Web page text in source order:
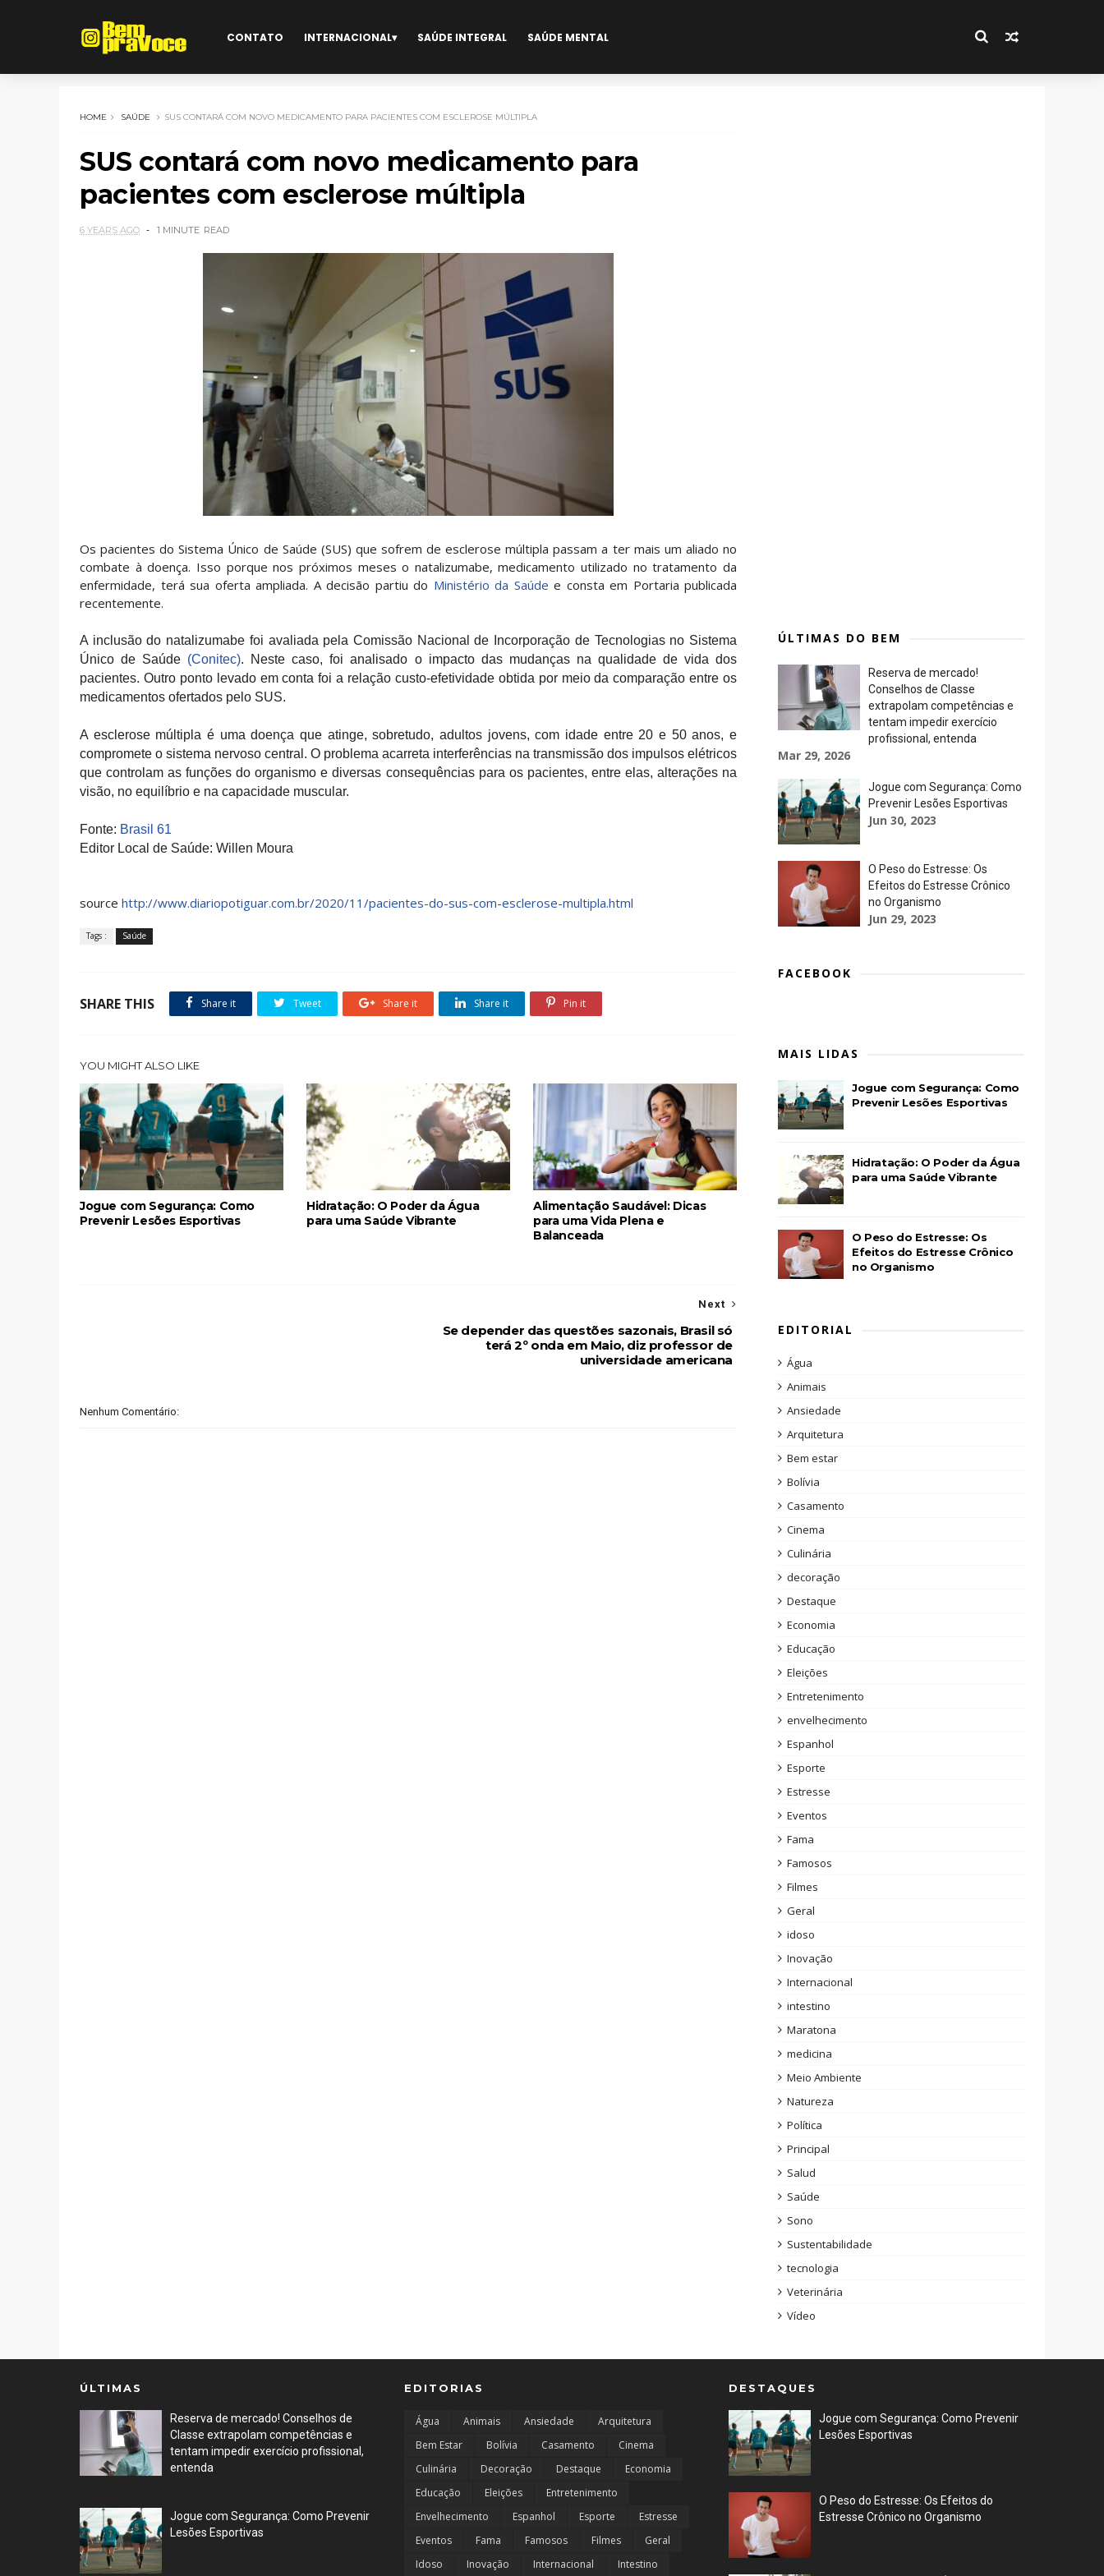
CONTATO INTERNACIONAL SAÚDE INTEGRAL SAÚDE MENTAL
HOME SAÚDE SUS CONTARÁ COM NOVO MEDICAMENTO PARA PACIENTES COM ESCLEROSE MÚLTIPLA
SUS contará com novo medicamento para
pacientes com esclerose múltipla
6 YEARS AGO 1 MINUTE READ
Os pacientes do Sistema Único de Saúde (SUS) que sofrem de esclerose múltipla passam a ter mais um aliado no
combate à doença. Isso porque nos próximos meses o natalizumabe, medicamento utilizado no tratamento da
enfermidade, terá sua oferta ampliada. A decisão partiu do Ministério da Saúde e consta em Portaria publicada
recentemente.
A inclusão do natalizumabe foi avaliada pela Comissão Nacional de Incorporação de Tecnologias no Sistema
Único de Saúde (Conitec). Neste caso, foi analisado o impacto das mudanças na qualidade de vida dos
pacientes. Outro ponto levado em conta foi a relação custo-efetividade obtida por meio da comparação entre os
medicamentos ofertados pelo SUS.
A esclerose múltipla é uma doença que atinge, sobretudo, adultos jovens, com idade entre 20 e 50 anos, e
compromete o sistema nervoso central. O problema acarreta interferências na transmissão dos impulsos elétricos
que controlam as funções do organismo e diversas consequências para os pacientes, entre elas, alterações na
visão, no equilíbrio e na capacidade muscular.
Fonte: Brasil 61
Editor Local de Saúde: Willen Moura
source http://www.diariopotiguar.com.br/2020/11/pacientes-do-sus-com-esclerose-multipla.html
Tags : Saúde
SHARE THIS Share it Tweet Share it Share it Pin it
YOU MIGHT ALSO LIKE
Jogue com Segurança: Como
Prevenir Lesões Esportivas
Hidratação: O Poder da Água
para uma Saúde Vibrante
Alimentação Saudável: Dicas
para uma Vida Plena e
Balanceada
Next
Se depender das questões sazonais, Brasil só
terá 2º onda em Maio, diz professor de
universidade americana
Nenhum Comentário:
ÚLTIMAS DO BEM
Reserva de mercado!
Conselhos de Classe
extrapolam competências e
tentam impedir exercício
profissional, entenda
Mar 29, 2026
Jogue com Segurança: Como
Prevenir Lesões Esportivas
Jun 30, 2023
O Peso do Estresse: Os
Efeitos do Estresse Crônico
no Organismo
Jun 29, 2023
FACEBOOK
MAIS LIDAS
Jogue com Segurança: Como
Prevenir Lesões Esportivas
Hidratação: O Poder da Água
para uma Saúde Vibrante
O Peso do Estresse: Os
Efeitos do Estresse Crônico
no Organismo
EDITORIAL
Água
Animais
Ansiedade
Arquitetura
Bem estar
Bolívia
Casamento
Cinema
Culinária
decoração
Destaque
Economia
Educação
Eleições
Entretenimento
envelhecimento
Espanhol
Esporte
Estresse
Eventos
Fama
Famosos
Filmes
Geral
idoso
Inovação
Internacional
intestino
Maratona
medicina
Meio Ambiente
Natureza
Política
Principal
Salud
Saúde
Sono
Sustentabilidade
tecnologia
Veterinária
Vídeo
ÚLTIMAS
Reserva de mercado! Conselhos de
Classe extrapolam competências e
tentam impedir exercício profissional,
entenda
Jogue com Segurança: Como Prevenir
Lesões Esportivas
EDITORIAS
Água Animais Ansiedade
Arquitetura
Bem Estar
Bolívia Casamento
Cinema
Culinária
Decoração Destaque
Economia
Educação
Eleições
Entretenimento
Envelhecimento
Espanhol Esporte
Estresse
Eventos
Fama Famosos Filmes
Geral
Idoso
Inovação Internacional Intestino
DESTAQUES
Jogue com Segurança: Como Prevenir
Lesões Esportivas
O Peso do Estresse: Os Efeitos do
Estresse Crônico no Organismo